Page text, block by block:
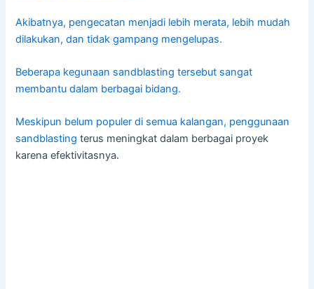
Akibatnya, pengecatan menjadi lebih merata, lebih mudah
dilakukan, dan tidak gampang mengelupas.
Beberapa kegunaan sandblasting tersebut sangat
membantu dalam berbagai bidang.
Meskipun belum populer di semua kalangan, penggunaan
sandblasting terus meningkat dalam berbagai proyek
karena efektivitasnya.